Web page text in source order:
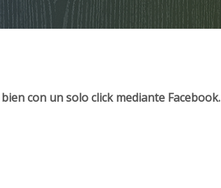
con un solo click mediante Facebook.